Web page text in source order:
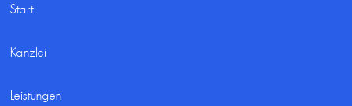
Start
Kanzlei
Leistungen